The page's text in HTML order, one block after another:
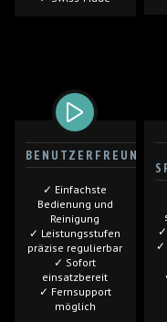
✓ Einfachste
Bedienung und
Reinigung
✓ Leistungsstufen
präzise regulierbar
✓ Sofort
einsatzbereit
✓ Fernsupport
möglich
✓